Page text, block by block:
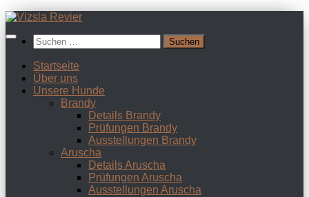
Zum
springenSuchen
nach:
Startseite
Über uns
Unsere Hunde
Brandy
Details Brandy
Prüfungen Brandy
Ausstellungen Brandy
Aruscha
Details Aruscha
Prüfungen Aruscha
Ausstellungen Aruscha